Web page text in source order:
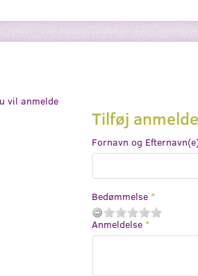
vil anmelde
Tilføj
Fornavn og
Bedømmelse
Anmeldelse